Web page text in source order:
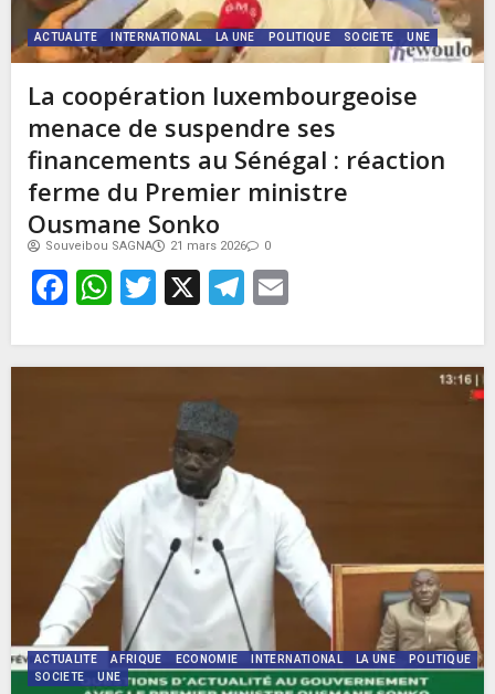
ACTUALITE INTERNATIONAL LA UNE POLITIQUE SOCIETE UNE
La coopération luxembourgeoise
menace de suspendre ses
financements au Sénégal : réaction
ferme du Premier ministre
Ousmane Sonko
Souveibou SAGNA 21 mars 2026 0
Facebook
WhatsApp
Twitter
X Telegram
ACTUALITE AFRIQUE ECONOMIE INTERNATIONAL LA UNE
POLITIQUE
SOCIETE
UNE